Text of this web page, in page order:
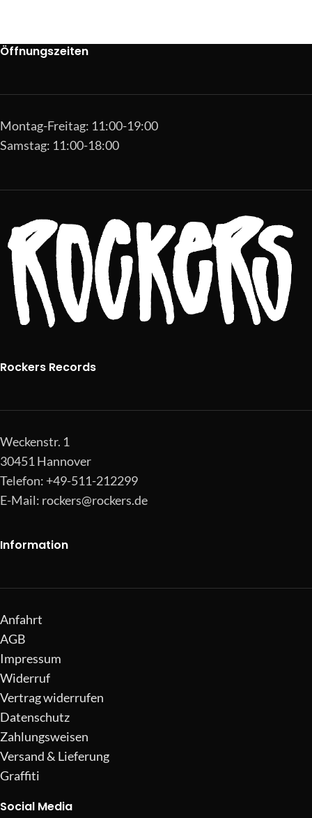
Öffnungszeiten
Montag-Freitag: 11:00-19:00
Samstag: 11:00-18:00
Rockers Records
Weckenstr. 1
30451 Hannover
Telefon: +49-511-212299
E-Mail: rockers@rockers.de
Information
Anfahrt
AGB
Impressum
Widerruf
Vertrag widerrufen
Datenschutz
Zahlungsweisen
Versand & Lieferung
Graffiti
Social Media